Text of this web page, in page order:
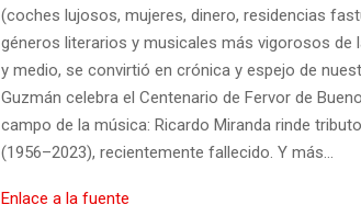
(coches lujosos, mujeres, dinero, residencias
géneros literarios y musicales más vigorosos de
y medio, se convirtió en crónica y espejo de
Guzmán celebra el Centenario de Fervor de
campo de la música: Ricardo Miranda rinde
(1956–2023), recientemente fallecido. Y más…
Enlace a la fuente